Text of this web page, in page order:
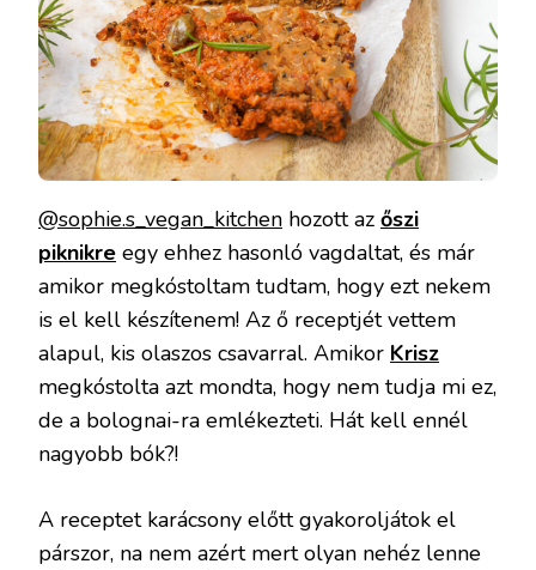
@sophie.s_vegan_kitchen hozott az őszi
piknikre egy ehhez hasonló vagdaltat, és már
amikor megkóstoltam tudtam, hogy ezt nekem
is el kell készítenem! Az ő receptjét vettem
alapul, kis olaszos csavarral. Amikor Krisz
megkóstolta azt mondta, hogy nem tudja mi ez,
de a bolognai-ra emlékezteti. Hát kell ennél
nagyobb bók?!
A receptet karácsony előtt gyakoroljátok el
párszor, na nem azért mert olyan nehéz lenne